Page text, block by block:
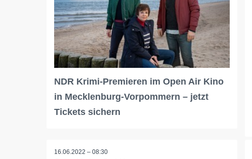
NDR Krimi-Premieren im Open Air Kino
in Mecklenburg-Vorpommern – jetzt
Tickets sichern
16.06.2022 – 08:30